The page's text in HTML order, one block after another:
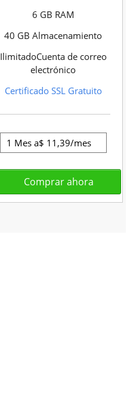
6 GB RAM
40 GB Almacenamiento
IlimitadoCuenta de correo
electrónico
Certificado SSL Gratuito